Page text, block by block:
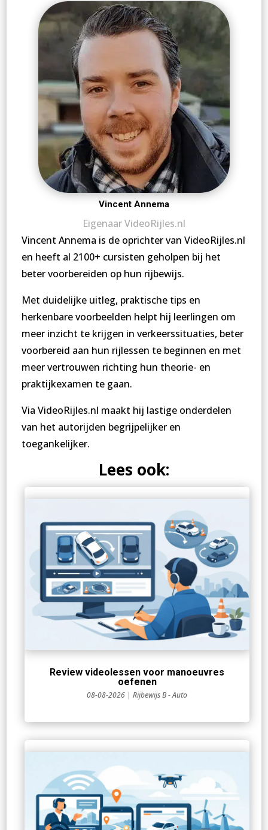
Vincent Annema
Eigenaar VideoRijles.nl
Vincent Annema is de oprichter van VideoRijles.nl
en heeft al 2100+ cursisten geholpen bij het
beter voorbereiden op hun rijbewijs.
Met duidelijke uitleg, praktische tips en
herkenbare voorbeelden helpt hij leerlingen om
meer inzicht te krijgen in verkeerssituaties, beter
voorbereid aan hun rijlessen te beginnen en met
meer vertrouwen richting hun theorie- en
praktijkexamen te gaan.
Via VideoRijles.nl maakt hij lastige onderdelen
van het autorijden begrijpelijker en
toegankelijker.
Lees ook:
Review videolessen voor manoeuvres
oefenen
08-08-2026 | Rijbewijs B - Auto